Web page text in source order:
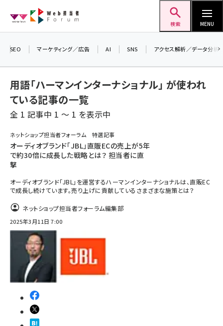
ン
検索 MENU
seo (3526)
ai (2807)
youtube (2434)
セミナー (2307)
z世代 (1622)
meo (1275)
llmo (1163)
SEO マーケティング／広告 AI SNS アクセス解析／データ分析
用語「ハーマンインターナショナル」 が使われ
ている記事の一覧
全 1 記事中 1 ～ 1 を表示中
ネットショップ担当者フォーラム 特選記事
オーディオブランド「JBL」直販ECの売上が5年
で約30倍に成長した戦略とは？ 担当者に直
撃
オーディオブランド「JBL」を運営するハーマンインターナショナルは、直販EC
で成長し続けています。売り上げに貢献しているさまざまな施策とは？
ネットショップ担当者フォーラム編集部
2025年3月11日 7:00
＼ 8月27日開催、申し込み受付中！ ／
マーケティング フォーラム 2026」開催！
▼申し込みはこちらから▼